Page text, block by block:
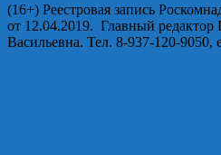
(16+) Реестровая запись
от 12.04.2019. Главный
Васильевна. Тел. 8-937-120-9050,